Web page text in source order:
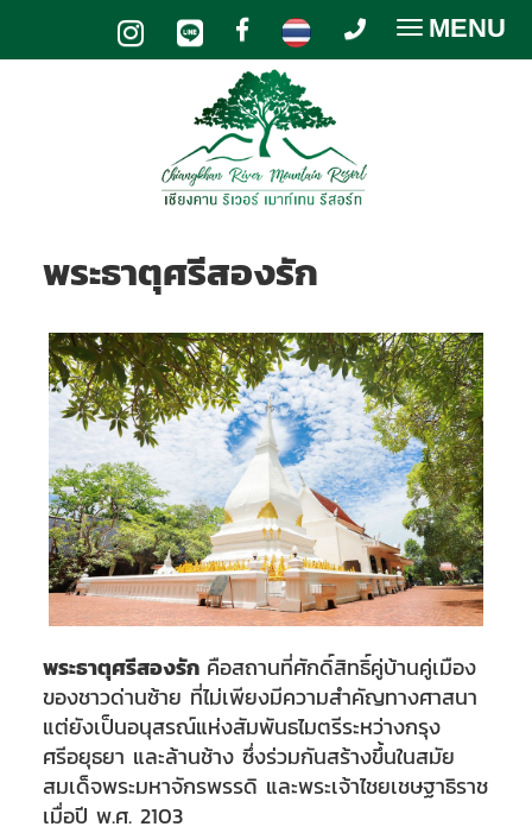
Toggle
MENU
พระธาตุศรีสองรัก
พระธาตุศรีสองรัก คือสถานที่ศักดิ์สิทธิ์คู่บ้านคู่เมือง
ของชาวด่านซ้าย ที่ไม่เพียงมีความสำคัญทางศาสนา
แต่ยังเป็นอนุสรณ์แห่งสัมพันธไมตรีระหว่างกรุง
ศรีอยุธยา และล้านช้าง ซึ่งร่วมกันสร้างขึ้นในสมัย
สมเด็จพระมหาจักรพรรดิ และพระเจ้าไชยเชษฐาธิราช
เมื่อปี พ.ศ. 2103